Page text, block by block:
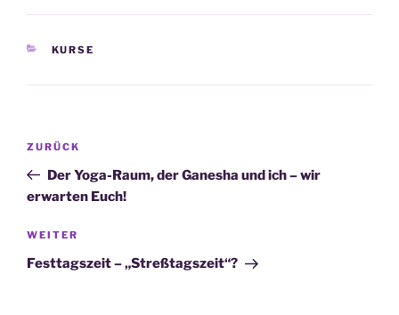
KATEGORIEN
KURSE
Beitragsnavigation
Vorheriger
Beitrag
ZURÜCK
Der Yoga-Raum, der Ganesha und ich – wir
erwarten Euch!
Nächster
Beitrag
WEITER
Festtagszeit – „Streßtagszeit“?